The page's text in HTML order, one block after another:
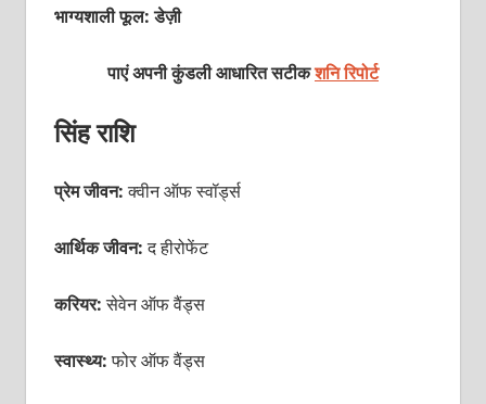
भाग्यशाली फूल: डेज़ी
पाएं अपनी कुंडली आधारित सटीकशनि रिपोर्ट
सिंह राशि
प्रेम जीवन:क्वीन ऑफ स्वॉर्ड्स
आर्थिक जीवन:द हीरोफेंट
करियर:सेवेन ऑफवैंड्स
स्वास्थ्य:फोर ऑफ वैंड्स